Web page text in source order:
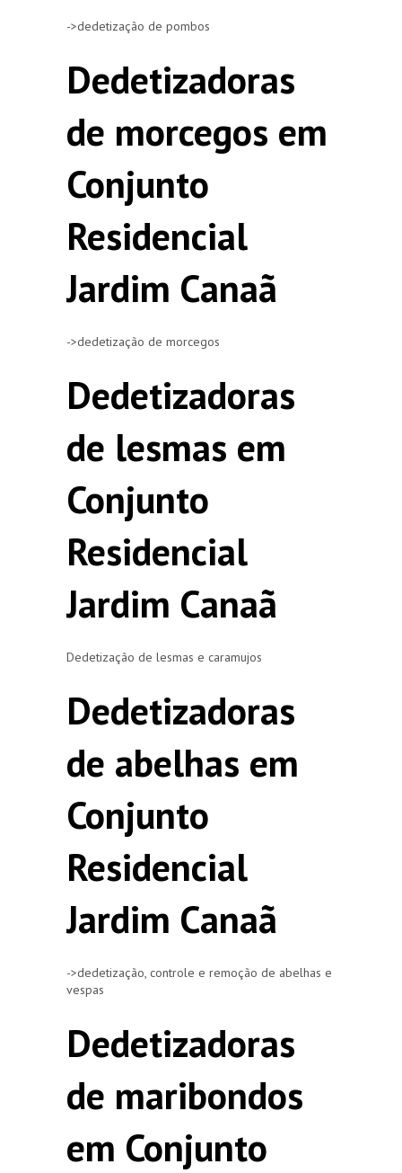
->dedetização de pombos
Dedetizadoras
de morcegos em
Conjunto
Residencial
Jardim Canaã
->dedetização de morcegos
Dedetizadoras
de lesmas em
Conjunto
Residencial
Jardim Canaã
Dedetização de lesmas e caramujos
Dedetizadoras
de abelhas em
Conjunto
Residencial
Jardim Canaã
->dedetização, controle e remoção de abelhas e
vespas
Dedetizadoras
de maribondos
em Conjunto